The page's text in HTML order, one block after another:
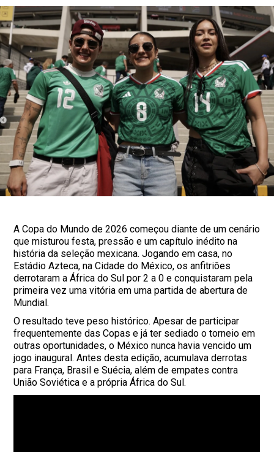
A Copa do Mundo de 2026 começou diante de um cenário
que misturou festa, pressão e um capítulo inédito na
história da seleção mexicana. Jogando em casa, no
Estádio Azteca, na Cidade do México, os anfitriões
derrotaram a África do Sul por 2 a 0 e conquistaram pela
primeira vez uma vitória em uma partida de abertura de
Mundial.
O resultado teve peso histórico. Apesar de participar
frequentemente das Copas e já ter sediado o torneio em
outras oportunidades, o México nunca havia vencido um
jogo inaugural. Antes desta edição, acumulava derrotas
para França, Brasil e Suécia, além de empates contra
União Soviética e a própria África do Sul.